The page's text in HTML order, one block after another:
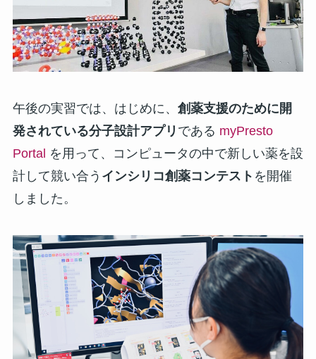
午後の実習では、はじめに、 創薬支援のために開
発されている分子設計アプリ である myPresto
Portal を用って、コンピュータの中で新しい薬を設
計して競い合う インシリコ創薬コンテスト を開催
しました。